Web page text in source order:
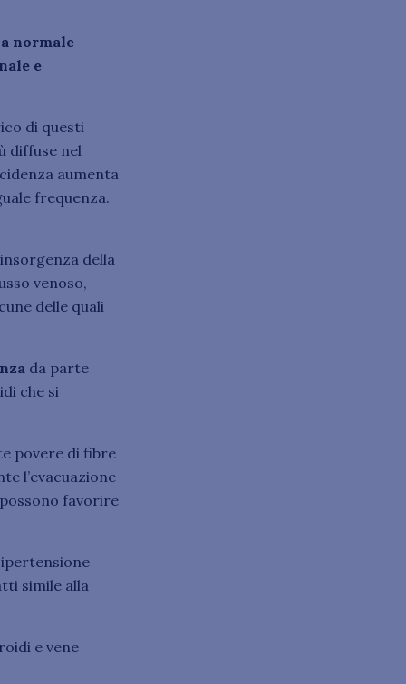
normale
e
di questi
diffuse nel
aumenta
frequenza.
della
venoso,
delle quali
da parte
che si
povere di fibre
l’evacuazione
favorire
simile alla
e vene